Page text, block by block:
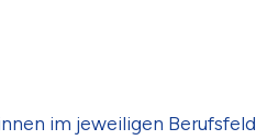
im jeweiligen Berufsfeld